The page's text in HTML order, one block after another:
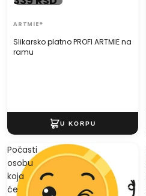
Slikarsko platno PROFI ARTMIE na
ramu
ARTMIE®
Počasti
osobu
koja
će